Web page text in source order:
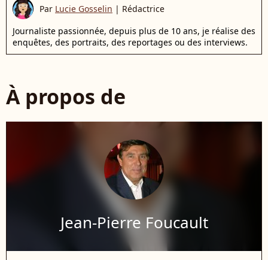
Par Lucie Gosselin | Rédactrice
Journaliste passionnée, depuis plus de 10 ans, je réalise des
enquêtes, des portraits, des reportages ou des interviews.
À propos de
Jean-Pierre Foucault